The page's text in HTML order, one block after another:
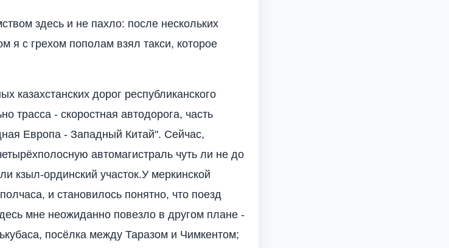
здесь и не пахло: после нескольких
я с грехом пополам взял такси, которое
казахстанских дорог республиканского
трасса - скоростная автодорога, часть
Европа - Западный Китай". Сейчас,
автомагистраль чуть ли не до
кзыл-ординский участок.У меркинской
и становилось понятно, что поезд
мне неожиданно повезло в другом плане -
посёлка между Таразом и Чимкентом;